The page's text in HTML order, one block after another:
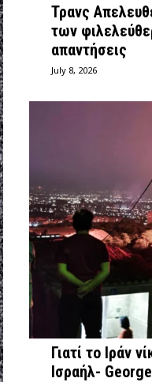
Τρανς
των
απαντήσεις
July 8, 2026
Γιατί το Ιράν
Ισραήλ-